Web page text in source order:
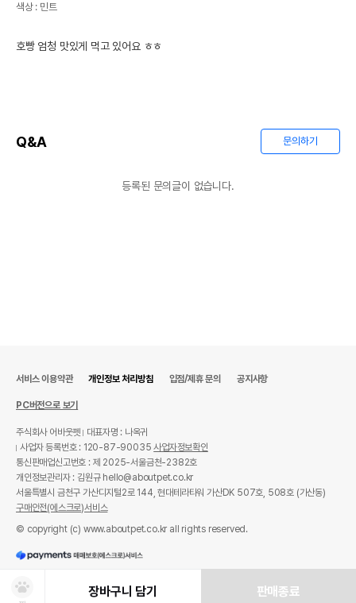
색상 : 민트
호빵 엄청 맛있게 먹고 있어요 ㅎㅎ
Q&A 문의하기
등록된 문의글이 없습니다.
장바구니 담기 판매종료
서비스 이용약관 개인정보 처리방침 입점/제휴 문의 공지사항
PC버전으로 보기
주식회사 어바웃펫
대표자명 : 나옥귀
사업자 등록번호 : 120-87-90035사업자정보확인
통신판매업신고번호 : 제 2025-서울금천-2382호
개인정보관리자 : 김원규 hello@aboutpet.co.kr
서울특별시 금천구 가산디지털2로 144, 현대테라타워 가산DK 507호, 508호 (가산동)
구매안전(에스크로)서비스
© copyright (c) www.aboutpet.co.kr all rights reserved.